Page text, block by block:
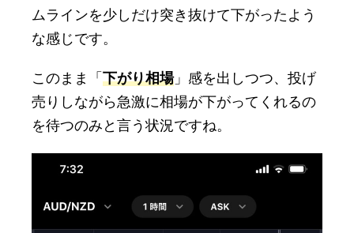
ムラインを少しだけ突き抜けて下がったよう
な感じです。
このまま「 下がり相場」感を出しつつ、投げ
売りしながら急激に相場が下がってくれるの
を待つのみと言う状況ですね。